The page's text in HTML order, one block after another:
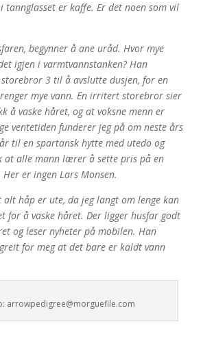
tannglasset er kaffe. Er det noen som vil
begynner å ane uråd. Hvor mye
igjen i varmtvannstanken? Han
3 til å avslutte dusjen, for en
mye vann. En irritert storebror sier
å vaske håret, og at voksne menn er
ventetiden funderer jeg på om neste års
til en spartansk hytte med utedo og
at alle mann lærer å sette pris på en
er ingen Lars Monsen.
alt håp er ute, da jeg langt om lenge kan
for å vaske håret. Der ligger husfar godt
og leser nyheter på mobilen. Han
for meg at det bare er kaldt vann
arrowpedigree@morguefile.com